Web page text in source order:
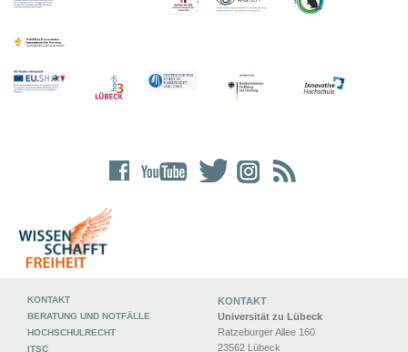
KONTAKT
Universität zu Lübeck
Ratzeburger Allee 160
23562 Lübeck
KONTAKT
BERATUNG UND NOTFÄLLE
HOCHSCHULRECHT
ITSC